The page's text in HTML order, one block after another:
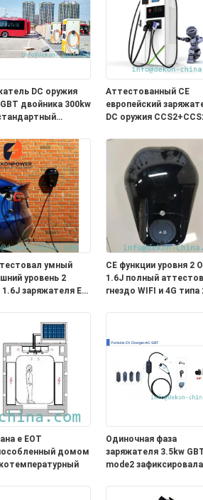
DC оружия
двойника 300kw
Аттестованный CE
европейский
DC оружия
360kw быстрый для
электрический
автобуса или тележки
умный
уровень 2
1.6J заряжателя EV
привязывает
32A
CE функции уровня 2
1.6J полный
гнездо WIFI и 4G типа
e EOT
домом
Одиночная фаза
заряжателя 3.5kw
mode2 зафиксировала